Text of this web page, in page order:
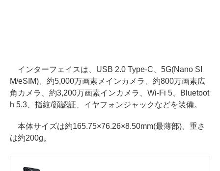
インターフェイスは、USB 2.0 Type-C、5G(Nano SI
M/eSIM)、約5,000万画素メインカメラ、約800万画素広
角カメラ、約3,200万画素インカメラ、Wi-Fi 5、Bluetoot
h 5.3、指紋/顔認証、イヤフォンジャックなどを装備。
本体サイズは約165.75×76.26×8.50mm(最薄部)、重さ
は約200g。